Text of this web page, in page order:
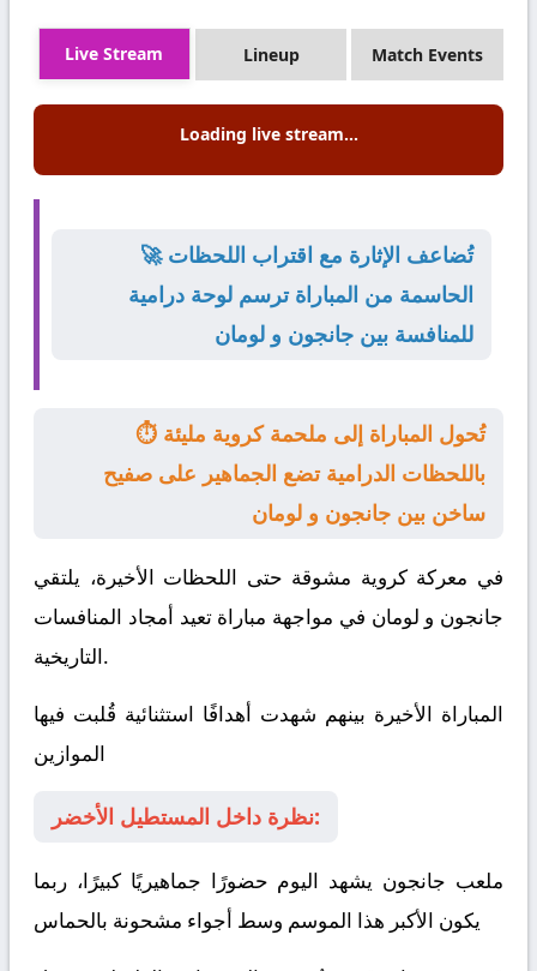
Live Stream Lineup Match Events
Loading live stream...
🚀 تُضاعف الإثارة مع اقتراب اللحظات
الحاسمة من المباراة ترسم لوحة درامية
للمنافسة بين جانجون و لومان
⏱️ تُحول المباراة إلى ملحمة كروية مليئة
باللحظات الدرامية تضع الجماهير على صفيح
ساخن بين جانجون و لومان
في معركة كروية مشوقة حتى اللحظات الأخيرة، يلتقي
جانجون و لومان في مواجهة مباراة تعيد أمجاد المنافسات
التاريخية.
المباراة الأخيرة بينهم شهدت أهدافًا استثنائية قُلبت فيها
الموازين
نظرة داخل المستطيل الأخضر:
ملعب جانجون يشهد اليوم حضورًا جماهيريًا كبيرًا، ربما
يكون الأكبر هذا الموسم وسط أجواء مشحونة بالحماس